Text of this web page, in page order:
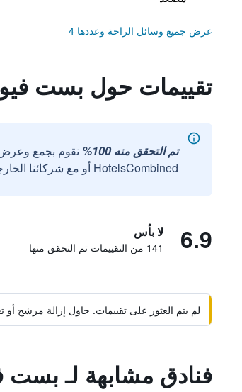
عرض جميع وسائل الراحة وعددها 4
تقييمات حول بست
تم التحقق منه 100%
نقوم بجمع وعرض
HotelsCombined أو مع شركائنا الخارجيين الموثوقين.
6.9 لا بأس
141 من التقييمات تم التحقق منها
لم يتم العثور على تقييمات. حاول إزالة مرشح
فنادق مشابهة لـ